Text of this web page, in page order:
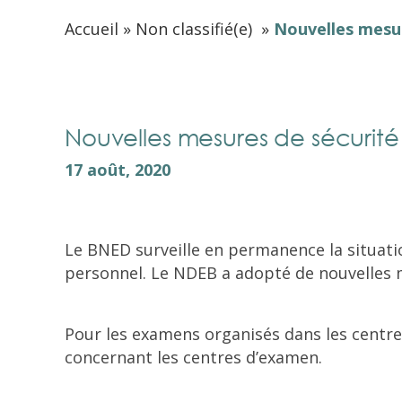
Accueil » Non classifié(e) » Nouvelles
Nouvelles mesures de
17 août, 2020
Le BNED surveille en permanence la
personnel. Le NDEB a adopté de
Pour les examens organisés dans les
concernant les centres d’examen.